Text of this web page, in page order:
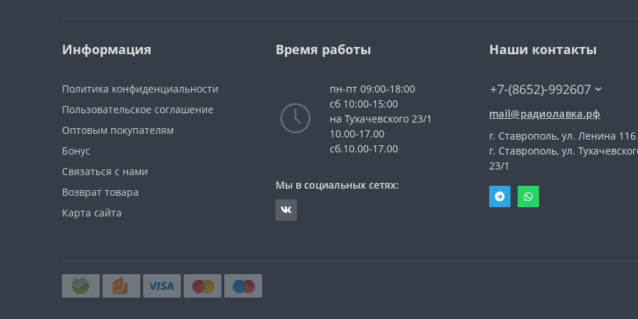
Информация
Политика конфиденциальности
Пользовательское соглашение
Оптовым покупателям
Бонус
Связаться с нами
Возврат товара
Карта сайта
Время работы
пн-пт 09:00-18:00
сб 10:00-15:00
на Тухачевского 23/1
10.00-17.00
сб.10.00-17.00
Мы в социальных сетях:
Наши контакты
+7-(8652)-992607
mail@радиолавка.рф
г. Ставрополь, ул. Ленина 116
г. Ставрополь, ул.
23/1